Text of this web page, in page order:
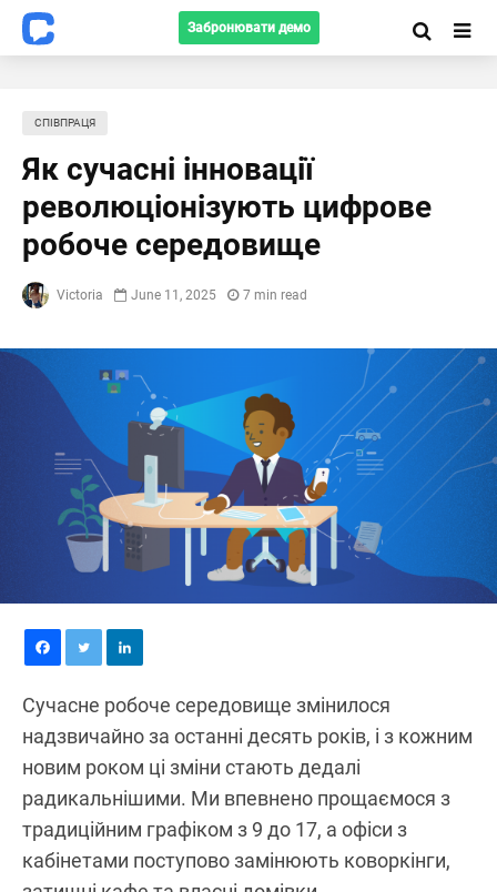
Забронювати демо
СПІВПРАЦЯ
Як сучасні інновації
революціонізують цифрове
робоче середовище
Victoria June 11, 2025 7 min read
Сучасне робоче середовище змінилося
надзвичайно за останні десять років, і з кожним
новим роком ці зміни стають дедалі
радикальнішими. Ми впевнено прощаємося з
традиційним графіком з 9 до 17, а офіси з
кабінетами поступово замінюють коворкінги,